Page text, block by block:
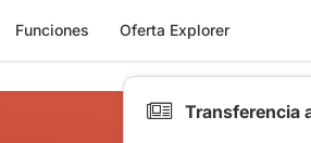
Funciones Oferta Explorer
Transferencia